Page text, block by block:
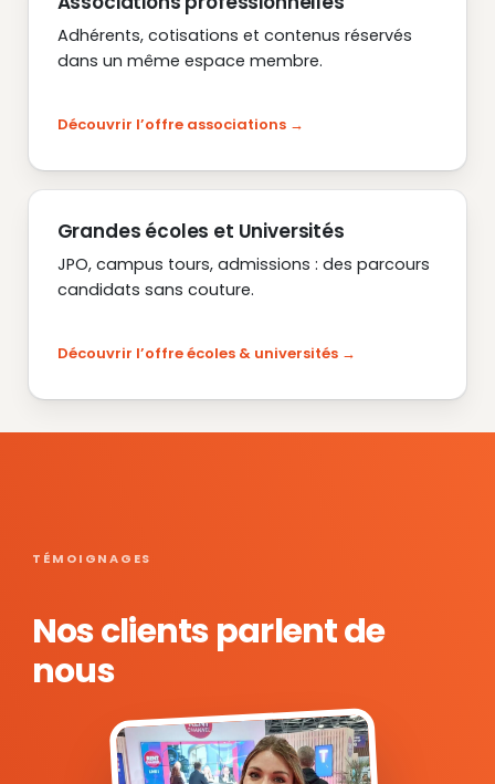
Adhérents, cotisations et contenus réservés
dans un même espace membre.
Découvrir l’offre associations
Grandes écoles et Universités
JPO, campus tours, admissions : des parcours
candidats sans couture.
Découvrir l’offre écoles & universités
TÉMOIGNAGES
Nos clients parlent de
nous